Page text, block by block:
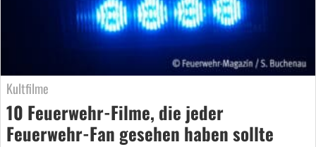
Kultfilme
10 Feuerwehr-Filme, die jeder
Feuerwehr-Fan gesehen haben sollte